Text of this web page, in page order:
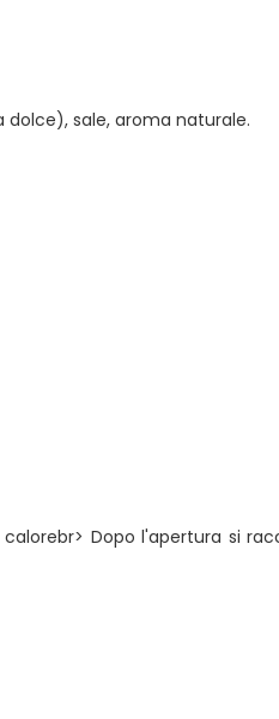
dolce), sale, aroma naturale.
Dopo l'apertura si